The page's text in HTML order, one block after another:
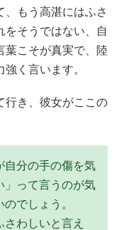
、もう高湛にはふさ
をそうではない、自
葉こそが真実で、陸
く言います。
行き、彼女がここの
自分の手の傷を気
」って言うのが気
でしょう。
わしいと言え